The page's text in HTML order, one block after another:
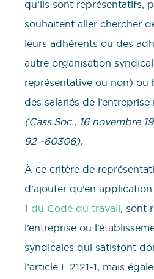
qu’ils sont représentatifs,
souhaitent aller chercher
leurs adhérents ou des
autre organisation
représentative ou non) ou
des salariés de
(Cass.Soc., 16 novembre
92 -60306).
À ce critère de
d’ajouter qu’en
1 du Code du travail, sont
l’entreprise ou
syndicales qui satisfont
l’article L.2121-1, mais